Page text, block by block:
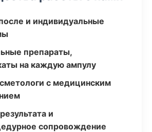
и индивидуальные
препараты,
на каждую ампулу
с медицинским
и
сопровождение